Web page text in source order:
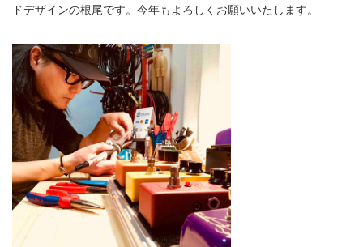
ドデザインの根尾です。今年もよろしくお願いいたします。